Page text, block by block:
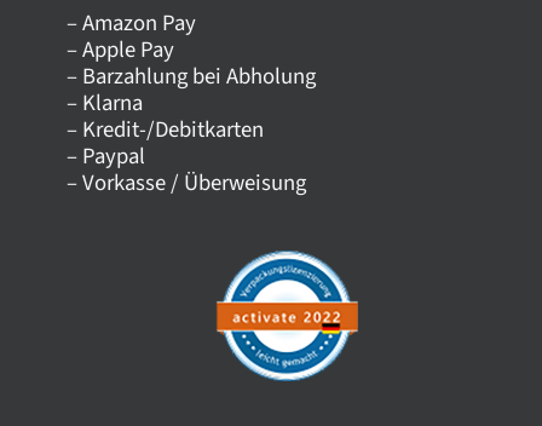
Kontakt
Versandkosten
Datenschutz
– Amazon Pay
– Apple Pay
– Barzahlung bei Abholung
– Klarna
– Kredit-/Debitkarten
– Paypal
– Vorkasse / Überweisung